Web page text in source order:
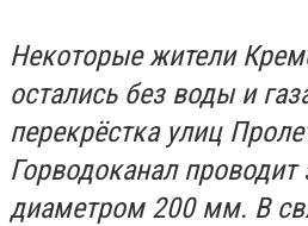
Некоторые жители
остались без воды и
перекрёстка улиц
Горводоканал
диаметром 200 мм. В